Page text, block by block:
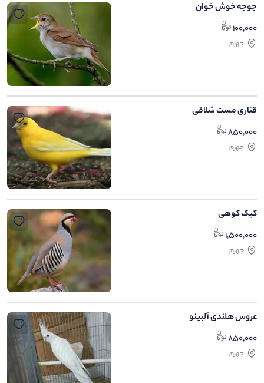
جوجه خوش خوان
100,000
جهرم
قناری مست شلاقی
850,000
جهرم
کبک کوهی
1,500,000
جهرم
عروس هلندی آلبینو
850,000
جهرم